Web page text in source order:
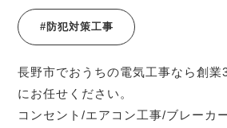
#防犯対策工事
長野市でおうちの電気工事なら創
にお任せください。
コンセント/エアコン工事/ブレーカ